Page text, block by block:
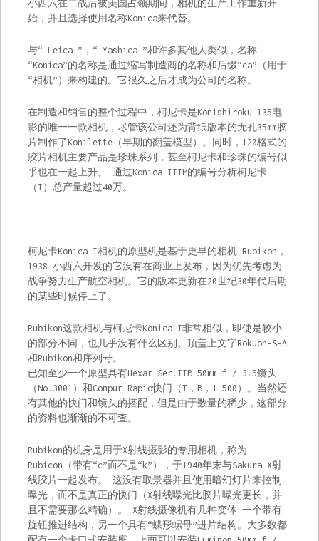
小西六在二战后被美国占领期间，相机的生产工作重新开
始，并且选择使用名称Konica来代替。
与“ Leica ”，“ Yashica ”和许多其他人类似，名称
“Konica”的名称是通过缩写制造商的名称和后缀“ca”（用于
“相机”）来构建的。它很久之后才成为公司的名称。
在制造和销售的整个过程中，柯尼卡是Konishiroku 135电
影的唯一一款相机，尽管该公司还为背纸版本的无孔35mm胶
片制作了Konilette（早期的翻盖模型）。同时，120格式的
胶片相机主要产品是珍珠系列，甚至柯尼卡和珍珠的编号似
乎也在一起上升。 通过Konica IIIM的编号分析柯尼卡
（I）总产量超过40万。
柯尼卡Konica I相机的原型机是基于更早的相机 Rubikon，
1938 小西六开发的它没有在商业上发布，因为优先考虑为
战争努力生产航空相机。它的版本更新在20世纪30年代后期
的某些时候停止了。
Rubikon这款相机与柯尼卡Konica I非常相似，即使是较小
的部分不同，也几乎没有什么区别。顶盖上文字Rokuoh-SHA
和Rubikon和序列号。
已知至少一个原型具有Hexar Ser.IIB 50mm f / 3.5镜头
（No.3001）和Compur-Rapid快门（T，B，1-500）。当然还
有其他的快门和镜头的搭配，但是由于数量的稀少，这部分
的资料也渐渐的不可查。
Rubikon的机身是用于X射线摄影的专用相机，称为
Rubicon（带有“c”而不是“k”），于1940年末与Sakura X射
线胶片一起发布。 这没有取景器并且使用暗幻灯片来控制
曝光，而不是真正的快门（X射线曝光比胶片曝光更长，并
且不需要那么精确）。 X射线摄像机有几种变体-一个带有
旋钮推进结构，另一个具有“蝶形螺母”进片结构。大多数都